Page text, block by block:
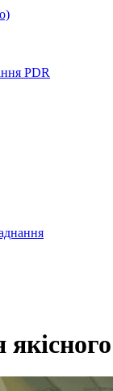
PDR